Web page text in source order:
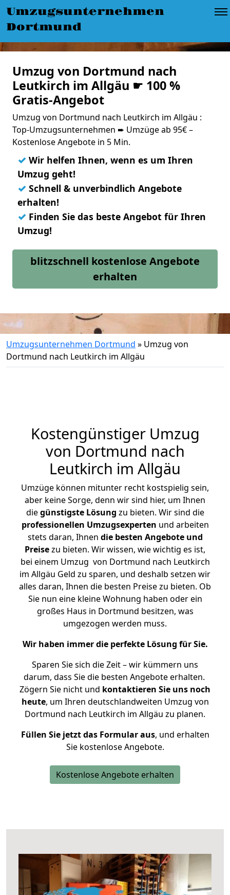
Umzugsunternehmen
Dortmund
Umzug von Dortmund nach
Leutkirch im Allgäu ☛ 100 %
Gratis-Angebot
Umzug von Dortmund nach Leutkirch im Allgäu :
Top-Umzugsunternehmen ➨ Umzüge ab 95€ –
Kostenlose Angebote in 5 Min.
✓ Wir helfen Ihnen, wenn es um Ihren
Umzug geht!
✓ Schnell & unverbindlich Angebote
erhalten!
✓ Finden Sie das beste Angebot für Ihren
Umzug!
blitzschnell kostenlose Angebote
erhalten
Umzugsunternehmen Dortmund » Umzug von
Dortmund nach Leutkirch im Allgäu
Kostengünstiger Umzug
von Dortmund nach
Leutkirch im Allgäu
Umzüge können mitunter recht kostspielig sein,
aber keine Sorge, denn wir sind hier, um Ihnen
diegünstigste Lösung zu bieten. Wir sind die
professionellen Umzugsexperten und arbeiten
stets daran, Ihnen die besten Angebote und
Preisezu bieten. Wir wissen, wie wichtig es ist,
bei einem Umzug von Dortmund nach Leutkirch
im Allgäu Geld zu sparen, und deshalb setzen wir
alles daran, Ihnen die besten Preise zu bieten. Ob
Sie nun eine kleine Wohnung haben oder ein
großes Haus in Dortmund besitzen, was
umgezogen werden muss.
Wir haben immer die perfekte Lösung für Sie.
Sparen Sie sich die Zeit – wir kümmern uns
darum, dass Sie die besten Angebote erhalten.
Zögern Sie nicht und kontaktieren Sie uns noch
heute, um Ihren deutschlandweiten Umzug von
Dortmund nach Leutkirch im Allgäu zu planen.
Füllen Sie jetzt das Formular aus, und erhalten
Sie kostenlose Angebote.
Kostenlose Angebote erhalten